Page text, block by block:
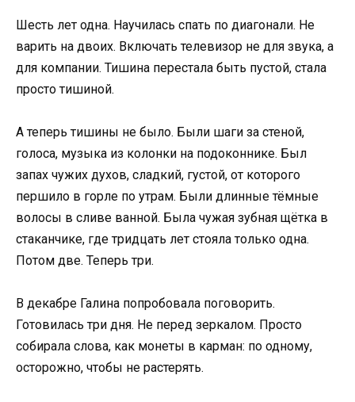
Шесть лет одна. Научилась спать по диагонали. Не
варить на двоих. Включать телевизор не для звука, а
для компании. Тишина перестала быть пустой, стала
просто тишиной.
А теперь тишины не было. Были шаги за стеной,
голоса, музыка из колонки на подоконнике. Был
запах чужих духов, сладкий, густой, от которого
першило в горле по утрам. Были длинные тёмные
волосы в сливе ванной. Была чужая зубная щётка в
стаканчике, где тридцать лет стояла только одна.
Потом две. Теперь три.
В декабре Галина попробовала поговорить.
Готовилась три дня. Не перед зеркалом. Просто
собирала слова, как монеты в карман: по одному,
осторожно, чтобы не растерять.